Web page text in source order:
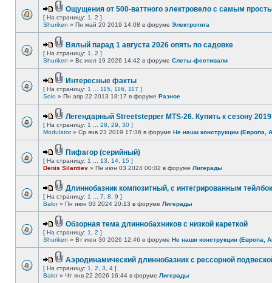
Ощущения от 500-ваттного электровело с самым
[ На страницу: 1 2 ]
Shuriken » Пн май 20 2019 14:08 в форуме Электротяга
Вялый парад 1 августа 2026 опять по садовке
[ На страницу: 1 2 ]
Shuriken » Вс июл 19 2026 14:42 в форуме Слеты-фестивали
Интересные факты
[ На страницу: 1 115 116 117 ]
Solo » Пн апр 22 2013 18:17 в форуме Разное
Легендарный Streetstepper MTS-26. Купить к сезону
[ На страницу: 1 28 29 30 ]
Modulator» Ср янв 23 2019 17:36 в форуме Не наши конструкции (Европа,
Пифагор (серийный)
[ На страницу: 1 13 14 15 ]
Denis Silantiev » Пн июн 03 2024 00:02 в форуме Лигерады
Длиннобазник композитный, с интегрированным
[ На страницу: 1 7 8 9 ]
Balor» Пн июн 03 2024 20:13 в форуме Лигерады
Обзорная тема длиннобахников с низкой кареткой
[ На страницу: 1 2 ]
Shuriken » Вт июн 30 2026 12:46 в форуме Не наши конструкции (Европа,
Аэродинамический длиннобазник с рессорной
[ На страницу: 1 2 3 4 ]
Balor» Чт янв 22 2026 16:44 в форуме Лигерады